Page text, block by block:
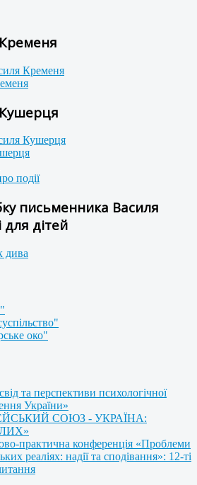
Кременя
Кушерця
події
письменника Василя
дітей
дива
око"
та перспективи психологічної
України»
СОЮЗ - УКРАЇНА:
практична конференція «Проблеми
реаліях: надії та сподівання»: 12-ті